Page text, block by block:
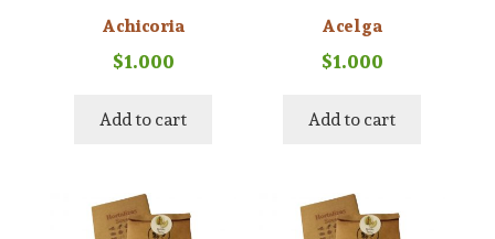
Achicoria
$1.000
Add to cart
Acelga
$1.000
Add to cart